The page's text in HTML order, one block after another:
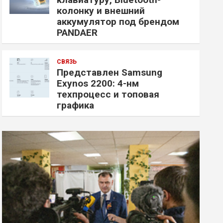
колонку и внешний
аккумулятор под брендом
PANDAER
СВЯЗЬ
Представлен Samsung
Exynos 2200: 4-нм
техпроцесс и топовая
графика